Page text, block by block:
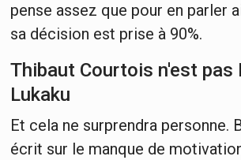
pense assez que pour en parler
sa décision est prise à 90%.
Thibaut Courtois n'est pas
Lukaku
Et cela ne surprendra personne.
écrit sur le manque de